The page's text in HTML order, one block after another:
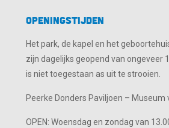
Openingstijden
Het park, de kapel en het
zijn dagelijks geopend van ongeveer
is niet toegestaan as uit te strooien.
Peerke Donders Paviljoen – Museum
OPEN: Woensdag en zondag van